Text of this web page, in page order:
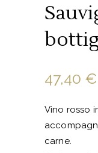
47,40 €
Vino rosso
carne.